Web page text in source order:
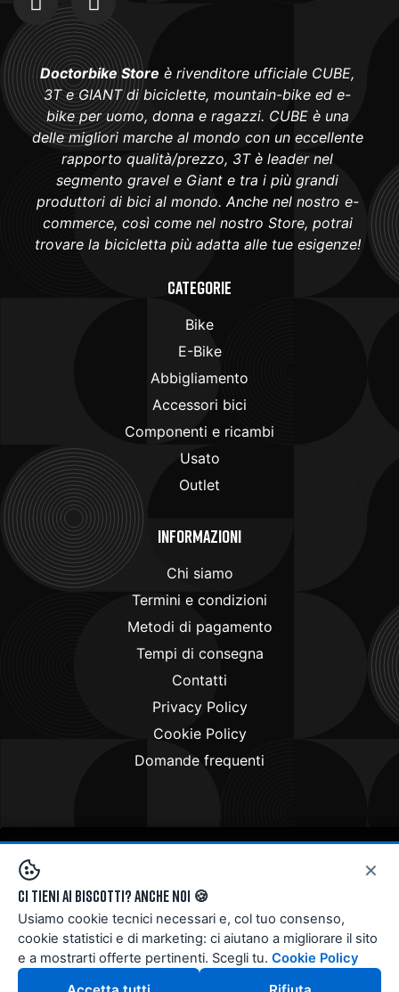
Doctorbike Store è rivenditore ufficiale CUBE,
3T e GIANT di biciclette, mountain-bike ed e-
bike per uomo, donna e ragazzi. CUBE è una
delle migliori marche al mondo con un eccellente
rapporto qualità/prezzo, 3T è leader nel
segmento gravel e Giant e tra i più grandi
produttori di bici al mondo. Anche nel nostro e-
commerce, così come nel nostro Store, potrai
trovare la bicicletta più adatta alle tue esigenze!
Categorie
Bike
E-Bike
Abbigliamento
Accessori bici
Componenti e ricambi
Usato
Outlet
Informazioni
Chi siamo
Termini e condizioni
Metodi di pagamento
Tempi di consegna
Contatti
Privacy Policy
Cookie Policy
Domande frequenti
Copyright © 2024 . All rights reserved
×
Ci tieni ai biscotti? Anche noi 🍪
Usiamo cookie tecnici necessari e, col tuo consenso,
cookie statistici e di marketing: ci aiutano a migliorare il sito
e a mostrarti offerte pertinenti. Scegli tu. Cookie Policy